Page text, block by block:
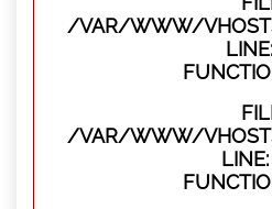
/VAR/WWW/
/VAR/WWW/